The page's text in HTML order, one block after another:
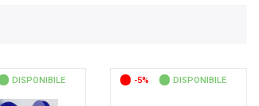
DISPONIBILE -5% DISPONIBILE